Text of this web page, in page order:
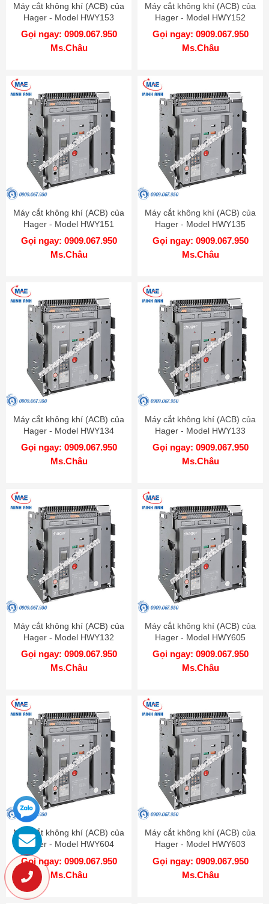
Máy cắt không khí (ACB) của
Hager - Model HWY153
Gọi ngay: 0909.067.950
Ms.Châu
Máy cắt không khí (ACB) của
Hager - Model HWY152
Gọi ngay: 0909.067.950
Ms.Châu
Máy cắt không khí (ACB) của
Hager - Model HWY151
Gọi ngay: 0909.067.950
Ms.Châu
Máy cắt không khí (ACB) của
Hager - Model HWY135
Gọi ngay: 0909.067.950
Ms.Châu
Máy cắt không khí (ACB) của
Hager - Model HWY134
Gọi ngay: 0909.067.950
Ms.Châu
Máy cắt không khí (ACB) của
Hager - Model HWY133
Gọi ngay: 0909.067.950
Ms.Châu
Máy cắt không khí (ACB) của
Hager - Model HWY132
Gọi ngay: 0909.067.950
Ms.Châu
Máy cắt không khí (ACB) của
Hager - Model HWY605
Gọi ngay: 0909.067.950
Ms.Châu
Máy cắt không khí (ACB) của
Hager - Model HWY604
Gọi ngay: 0909.067.950
Ms.Châu
Máy cắt không khí (ACB) của
Hager - Model HWY603
Gọi ngay: 0909.067.950
Ms.Châu